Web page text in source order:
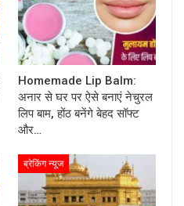
Homemade Lip Balm:
अनार से घर पर ऐसे बनाएं नेचुरल
लिप बाम, होंठ बनेंगे बेहद सॉफ्ट
और…
ब्रेकिंग न्यूज